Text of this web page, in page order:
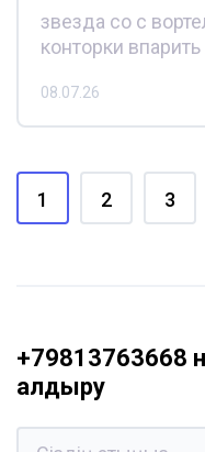
звезда со с
конторки впарить
08.07.26
1 2 3
+79813763668
қалдыру